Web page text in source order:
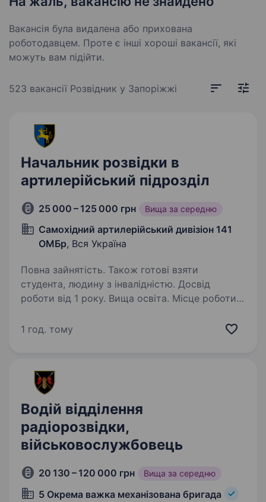
Вакансія була видалена або прихована
роботодавцем. Проте є інші хороші вакансії, які
можуть вам підійти.
523 вакансії Розвідник у Запоріжжі
Начальник розвідки в
артилерійський підрозділ
25 000 – 125 000 грн Вища за середню
Самохідний артилерійський дивізіон 141
ОМБр, Вся Україна
Повна зайнятість. Також готові взяти
студента, людину з інвалідністю. Досвід
роботи від 1 року. Вища освіта. Місце роботи:
в артилерійському підрозділі бригади.
з артилерійськими системами на посаду
начальника розвідки в САМОХІДНИЙ…
1 год. тому
Водій відділення
радіорозвідки,
військовослужбовець
20 130 – 120 000 грн Вища за середню
5 Окрема важка механізована бригада